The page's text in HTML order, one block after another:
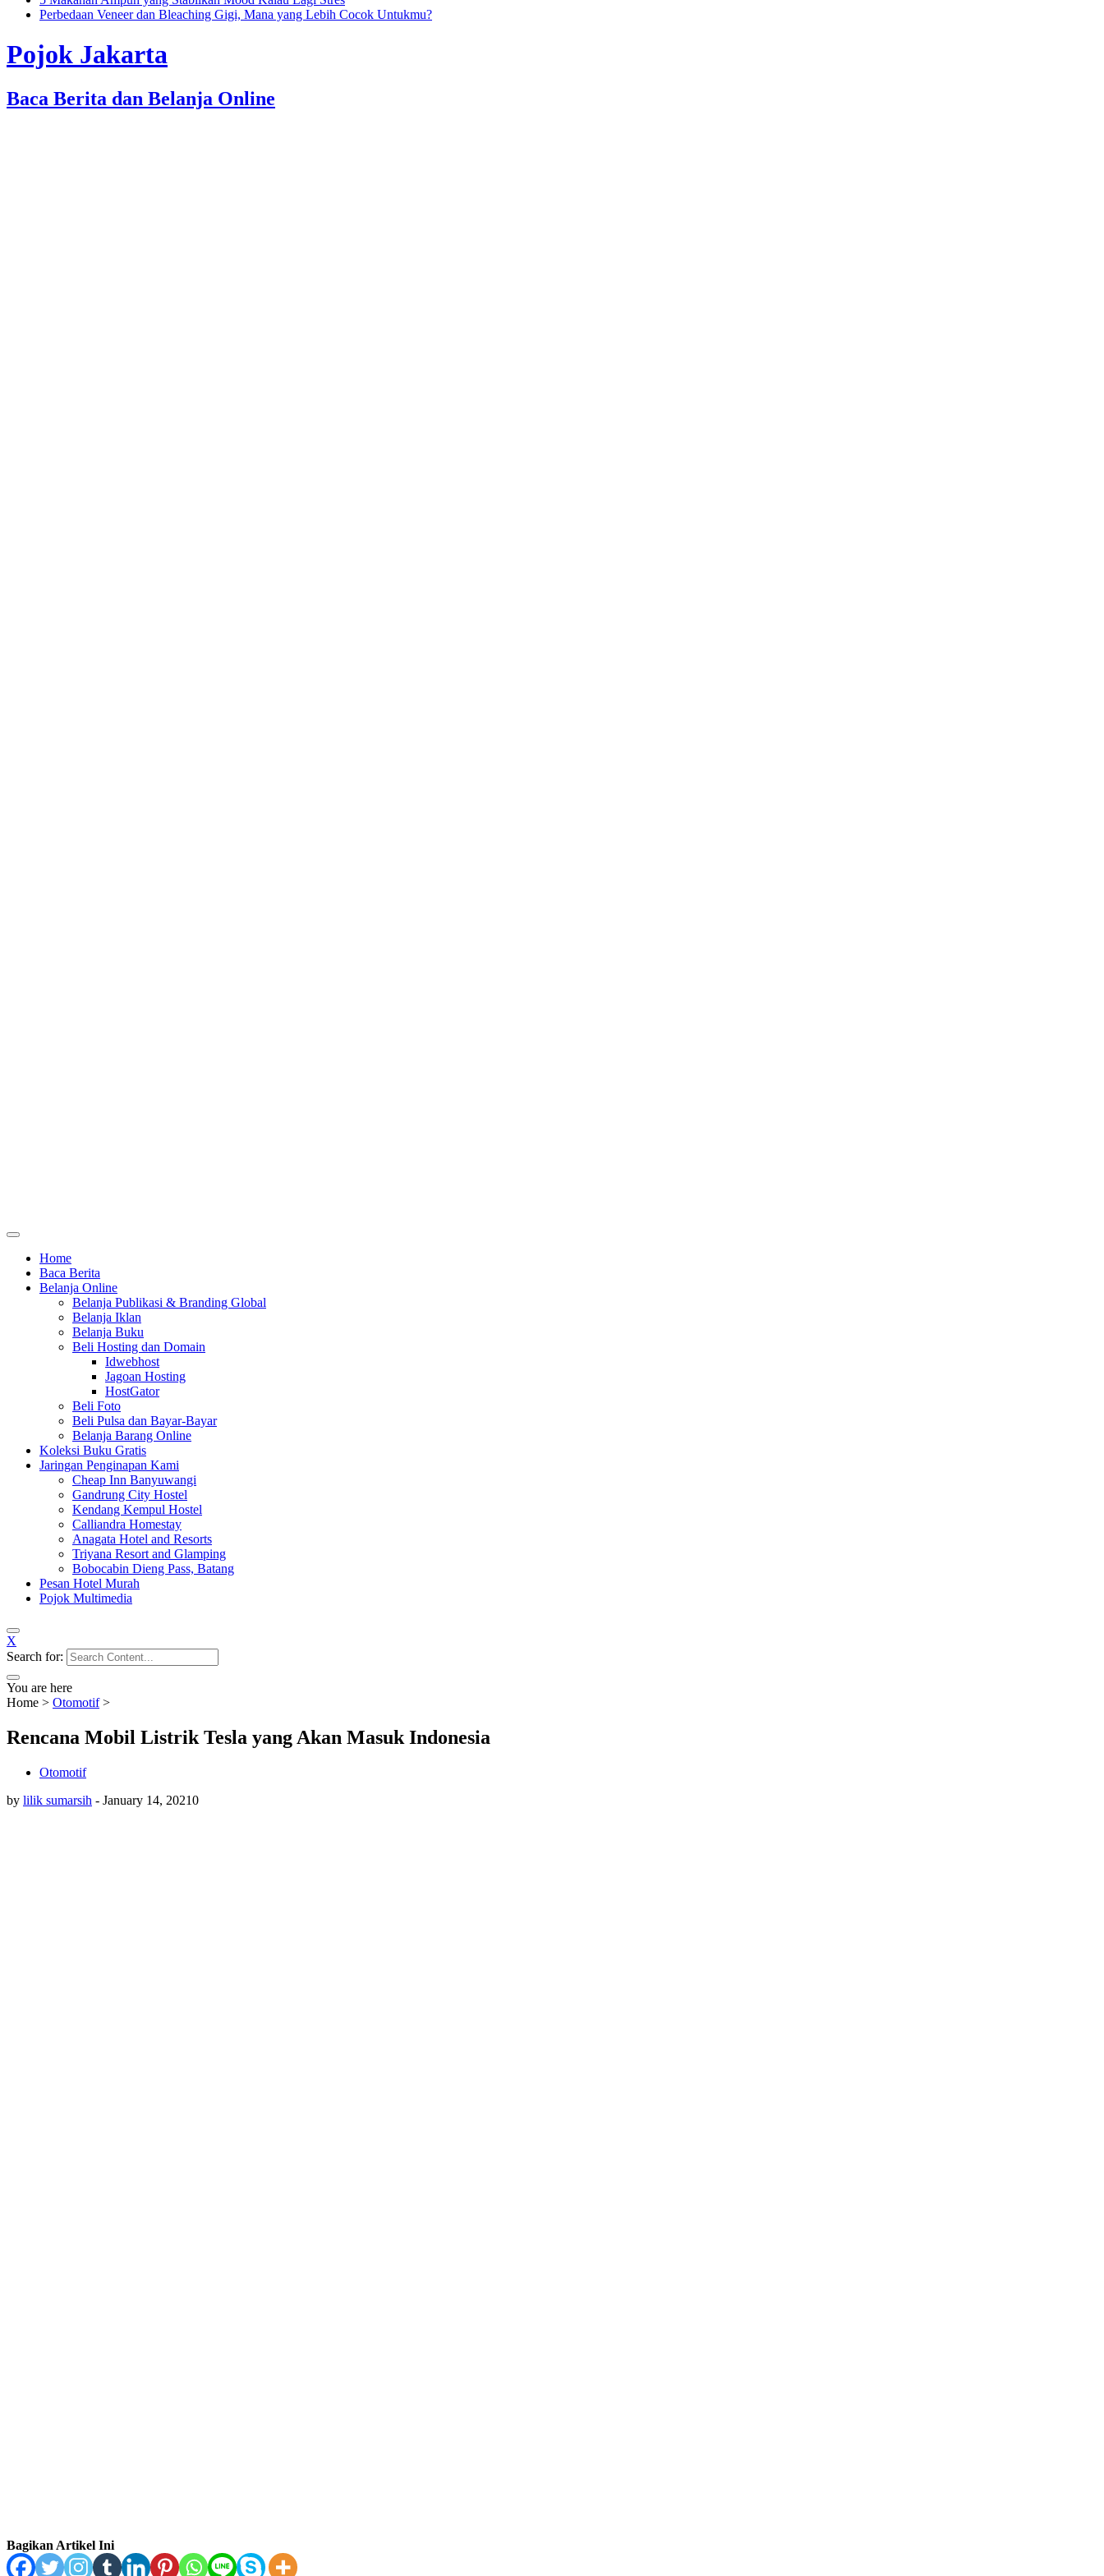
Perbedaan Veneer dan Bleaching Gigi, Mana yang Lebih Cocok Untukmu?
Pojok Jakarta
Baca Berita dan Belanja Online
Home
Baca Berita
Belanja Online
Belanja Publikasi & Branding Global
Belanja Iklan
Belanja Buku
Beli Hosting dan Domain
Idwebhost
Jagoan Hosting
HostGator
Beli Foto
Beli Pulsa dan Bayar-Bayar
Belanja Barang Online
Koleksi Buku Gratis
Jaringan Penginapan Kami
Cheap Inn Banyuwangi
Gandrung City Hostel
Kendang Kempul Hostel
Calliandra Homestay
Anagata Hotel and Resorts
Triyana Resort and Glamping
Bobocabin Dieng Pass, Batang
Pesan Hotel Murah
Pojok Multimedia
X
Search for:
You are here
Home > Otomotif >
Rencana Mobil Listrik Tesla yang Akan Masuk Indonesia
Otomotif
by lilik sumarsih - January 14, 20210
Bagikan Artikel Ini